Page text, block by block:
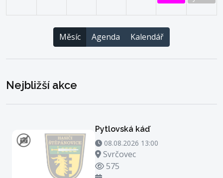
Měsíc Agenda Kalendář
Nejbližší akce
Pytlovská káď
08.08.2026 13:00 - 08.08.2026 14:00
08.08.2026 13:00
Místo konání
Svrčovec
Počet zhlédnutí
575